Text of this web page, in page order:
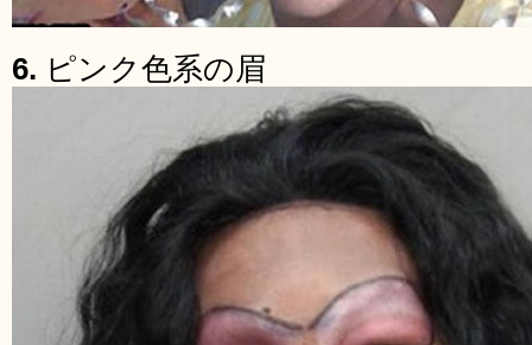
6. ピンク色系の眉